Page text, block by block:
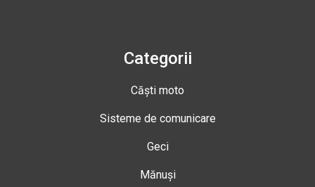
Categorii
Căști moto
Sisteme de comunicare
Geci
Mănuși